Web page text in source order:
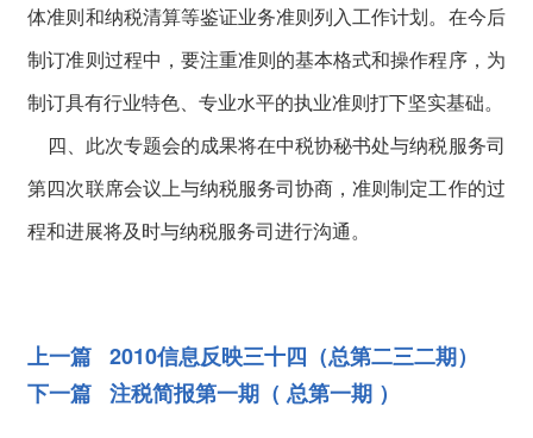
体准则和纳税清算等鉴证业务准则列入工作计划。在今后
制订准则过程中，要注重准则的基本格式和操作程序，为
制订具有行业特色、专业水平的执业准则打下坚实基础。
四、此次专题会的成果将在中税协秘书处与纳税服务司
第四次联席会议上与纳税服务司协商，准则制定工作的过
程和进展将及时与纳税服务司进行沟通。
上一篇 2010信息反映三十四（总第二三二期）
下一篇 注税简报第一期（ 总第一期 ）